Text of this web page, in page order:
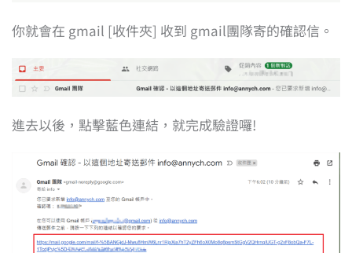
你就會在 gmail [收件夾] 收到 gmail團隊寄的確認信。
進去以後，點擊藍色連結，就完成驗證囉!